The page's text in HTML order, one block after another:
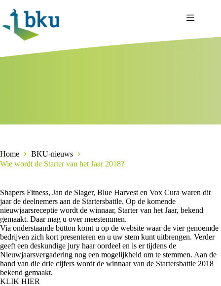
naar
inhoud
Home
BKU-nieuws
Wie wordt de Starter van het Jaar 2018?
Shapers Fitness, Jan de Slager, Blue Harvest en Vox Cura waren dit
jaar de deelnemers aan de Startersbattle. Op de komende
nieuwjaarsreceptie wordt de winnaar, Starter van het Jaar, bekend
gemaakt. Daar mag u over meestemmen.
Via onderstaande button komt u op de website waar de vier genoemde
bedrijven zich kort presenteren en u uw stem kunt uitbrengen. Verder
geeft een deskundige jury haar oordeel en is er tijdens de
Nieuwjaarsvergadering nog een mogelijkheid om te stemmen. Aan de
hand van die drie cijfers wordt de winnaar van de Startersbattle 2018
bekend gemaakt.
KLIK HIER